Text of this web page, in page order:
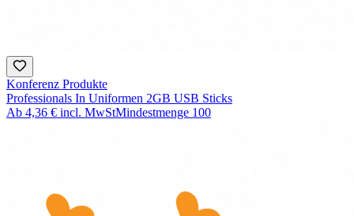
Konferenz Produkte
Professionals In Uniformen 2GB USB Sticks
Ab 4,36 € incl. MwStMindestmenge 100